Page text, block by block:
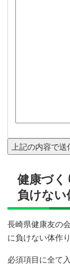
健康づ
負けない
⾧崎県健康友の
に負けない体作
必須項目に全て